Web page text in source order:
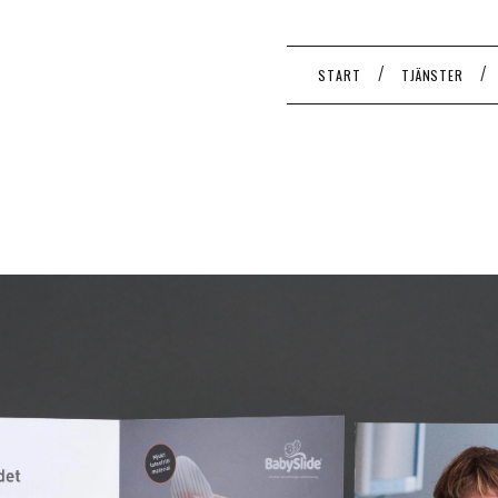
START / TJÄNSTER /